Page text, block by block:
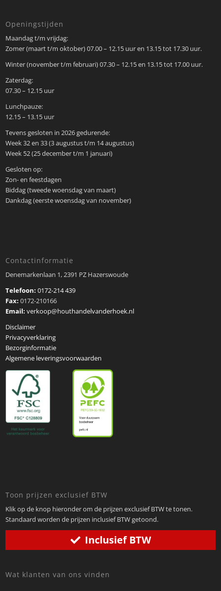
Openingstijden
Maandag t/m vrijdag:
Zomer (maart t/m oktober) 07.00 – 12.15 uur en 13.15 tot 17.30 uur.
Winter (november t/m februari) 07.30 – 12.15 en 13.15 tot 17.00 uur.
Zaterdag:
07.30 – 12.15 uur
Lunchpauze:
12.15 – 13.15 uur
Tevens gesloten in 2026 gedurende:
Week 32 en 33 (3 augustus t/m 14 augustus)
Week 52 (25 december t/m 1 januari)
Gesloten op:
Zon- en feestdagen
Biddag (tweede woensdag van maart)
Dankdag (eerste woensdag van november)
Contactinformatie
Denemarkenlaan 1, 2391 PZ Hazerswoude
Telefoon:0172-214 439
Fax:0172-210166
Email: verkoop@houthandelvanderhoek.nl
Disclaimer
Privacyverklaring
Bezorginformatie
Algemene leveringsvoorwaarden
Toon prijzen exclusief BTW
Klik op de knop hieronder om de prijzen exclusief BTW te tonen.
Standaard worden de prijzen inclusief BTW getoond.
Inclusief BTW
Wat klanten van ons vinden